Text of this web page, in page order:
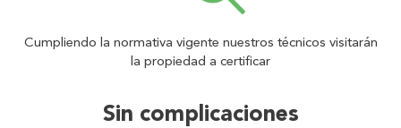
Cumpliendo la normativa vigente nuestros técnicos visitarán
la propiedad a certificar
Sin complicaciones